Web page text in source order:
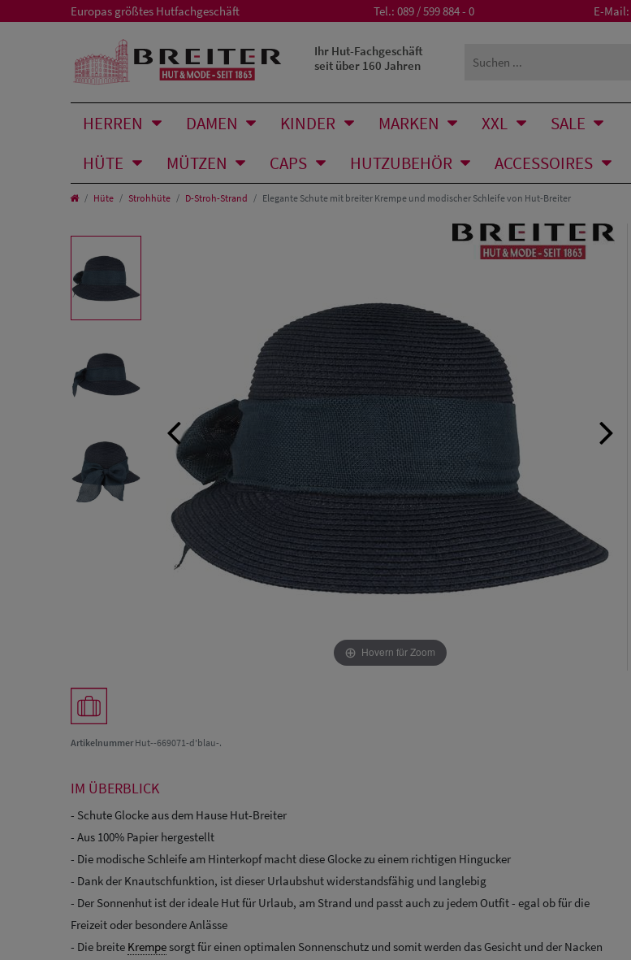
Europas größtes Hutfachgeschäft Tel.: 089 / 599 884 - 0 E-Mail:
Ihr Hut-Fachgeschäft
seit über 160 Jahren
HERREN DAMEN KINDER MARKEN XXL
SALE
HÜTE
MÜTZEN CAPS HUTZUBEHÖR ACCESSOIRES
Hüte Strohhüte D-Stroh-Strand Elegante Schute mit breiter Krempe und modischer Schleife von Hut-Breiter
Hovern für Zoom
ArtikelnummerHut--669071-d'blau-.
IM ÜBERBLICK
- Schute Glocke aus dem Hause Hut-Breiter
- Aus 100% Papier hergestellt
- Die modische Schleife am Hinterkopf macht diese Glocke zu einem richtigen Hingucker
- Dank der Knautschfunktion, ist dieser Urlaubshut widerstandsfähig und langlebig
- Der Sonnenhut ist der ideale Hut für Urlaub, am Strand und passt auch zu jedem Outfit - egal ob für die
Freizeit oder besondere Anlässe
- Die breite Krempesorgt für einen optimalen Sonnenschutz und somit werden das Gesicht und der Nacken